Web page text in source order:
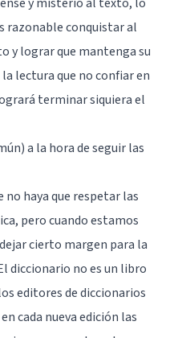
razonable conquistar al
y lograr que mantenga su
lectura que no confiar en
terminar siquiera el
a la hora de seguir las
no haya que respetar las
pero cuando estamos
cierto margen para la
diccionario no es un libro
editores de diccionarios
cada nueva edición las